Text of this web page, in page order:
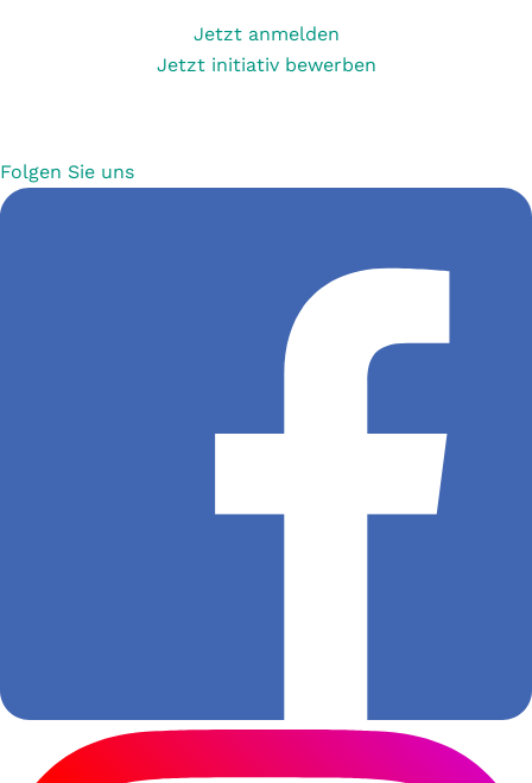
Jetzt anmelden
Jetzt initiativ bewerben
Folgen Sie uns